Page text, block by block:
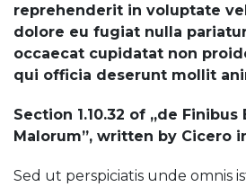
reprehenderit in voluptate
dolore eu fugiat nulla
occaecat cupidatat non
qui officia deserunt mollit
Section 1.10.32 of „de
Malorum”, written by Cicero
Sed ut perspiciatis unde omnis